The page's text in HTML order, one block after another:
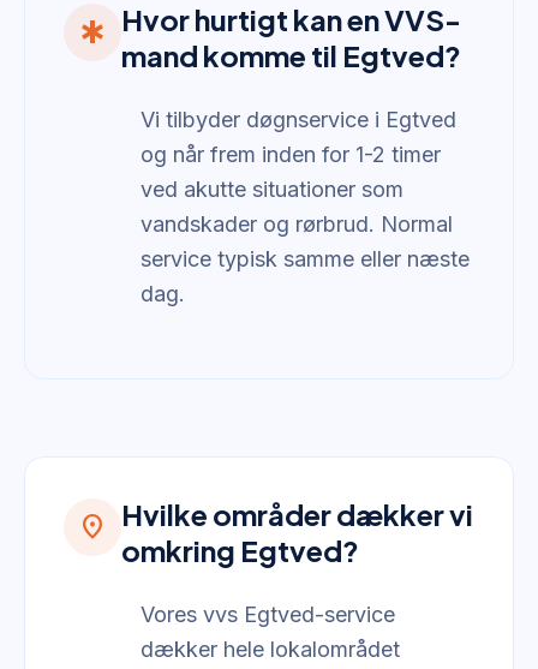
emergency
Hvor hurtigt kan en VVS-
mand komme til Egtved?
Vi tilbyder døgnservice i Egtved
og når frem inden for 1-2 timer
ved akutte situationer som
vandskader og rørbrud. Normal
service typisk samme eller næste
dag.
location_on
Hvilke områder dækker vi
omkring Egtved?
Vores vvs Egtved-service
dækker hele lokalområdet